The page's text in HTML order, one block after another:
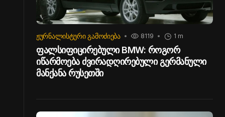
ᲟᲣᲠᲜᲐᲚᲘᲡᲢᲣᲠᲘ ᲒᲐᲛᲝᲫᲘᲔᲑᲐ 8119 1 m
ფალსიფიცირებული BMW: როგორ
იწარმოება ძვირადღირებული გერმანული
მანქანა რუსეთში